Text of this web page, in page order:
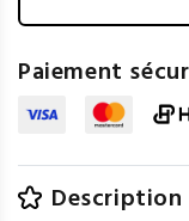
Paiement
Description